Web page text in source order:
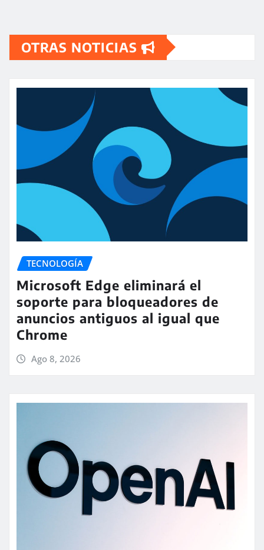
OTRAS NOTICIAS
TECNOLOGÍA
Microsoft Edge eliminará el
soporte para bloqueadores de
anuncios antiguos al igual que
Chrome
Ago 8, 2026